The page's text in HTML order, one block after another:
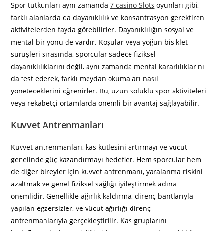
Spor tutkunları aynı zamanda7 casino Slots oyunları gibi,
farklı alanlarda da dayanıklılık ve konsantrasyon gerektiren
aktivitelerden fayda görebilirler. Dayanıklılığın sosyal ve
mental bir yönü de vardır. Koşular veya yoğun bisiklet
sürüşleri sırasında, sporcular sadece fiziksel
dayanıklılıklarını değil, aynı zamanda mental kararlılıklarını
da test ederek, farklı meydan okumaları nasıl
yöneteceklerini öğrenirler. Bu, uzun soluklu spor aktiviteleri
veya rekabetçi ortamlarda önemli bir avantaj sağlayabilir.
Kuvvet Antrenmanları
Kuvvet antrenmanları, kas kütlesini artırmayı ve vücut
genelinde güç kazandırmayı hedefler. Hem sporcular hem
de diğer bireyler için kuvvet antrenmanı, yaralanma riskini
azaltmak ve genel fiziksel sağlığı iyileştirmek adına
önemlidir. Genellikle ağırlık kaldırma, direnç bantlarıyla
yapılan egzersizler, ve vücut ağırlığı direnç
antrenmanlarıyla gerçekleştirilir. Kas gruplarını